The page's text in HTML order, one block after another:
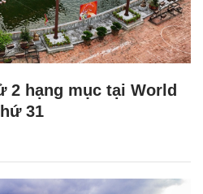
2 hạng mục tại World
31